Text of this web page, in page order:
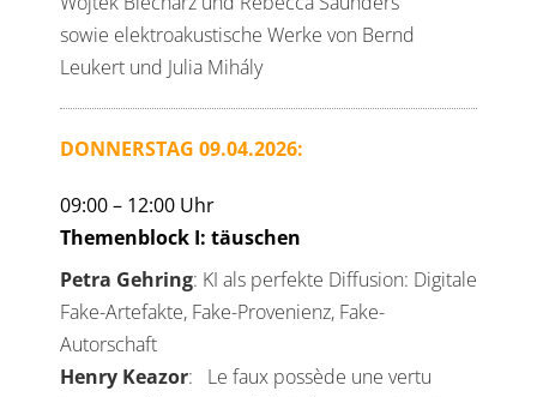
sowie elektroakustische Werke von Bernd
Leukert und Julia Mihály
DONNERSTAG 09.04.2026:
09:00 – 12:00 Uhr
Themenblock I: täuschen
Petra Gehring: KI als perfekte Diffusion: Digitale
Fake-Artefakte, Fake-Provenienz, Fake-
Autorschaft
Henry Keazor: Le faux possède une vertu